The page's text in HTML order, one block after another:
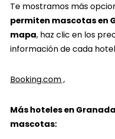
Te mostramos más
permiten mascotas en
mapa, haz clic en los
información de cada
Booking.com,
Más hoteles en
mascotas: